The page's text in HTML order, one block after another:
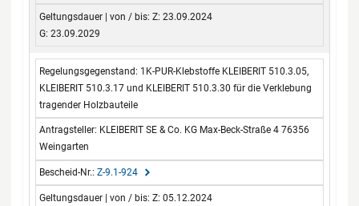
Z: 23.09.2024
G: 23.09.2029
1K-PUR-Klebstoffe KLEIBERIT 510.3.05,
KLEIBERIT 510.3.17 und KLEIBERIT 510.3.30 für die Verklebung
tragender Holzbauteile
KLEIBERIT SE & Co. KG Max-Beck-Straße 4 76356
Weingarten
Z-9.1-924
Z: 05.12.2024